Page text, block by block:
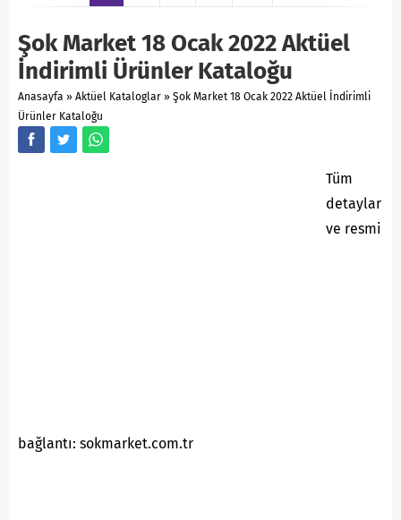
Şok Market 18 Ocak 2022 Aktüel
İndirimli Ürünler Kataloğu
Anasayfa » Aktüel Kataloglar » Şok Market 18 Ocak 2022 Aktüel İndirimli
Ürünler Kataloğu
Tüm
detaylar
ve resmi
bağlantı: sokmarket.com.tr